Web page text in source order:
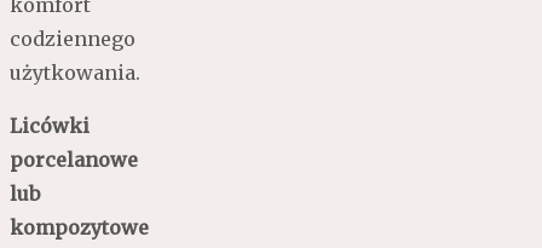
komfort
codziennego
użytkowania.
Licówki
porcelanowe
lub
kompozytowe